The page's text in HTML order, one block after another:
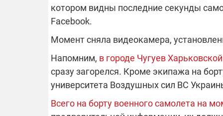
котором видны последние секунды
Facebook.
Момент сняла видеокамера,
Напомним, в городе Чугуев
сразу загорелся. Кроме экипажа на
университета Воздушных сил ВС
Всего на борту военного самолета на
областях
российских
связи с